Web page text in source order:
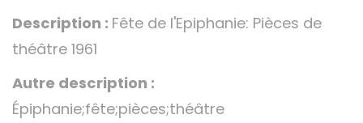
Description : Fête de l'Epiphanie: Pièces de
théâtre 1961
Autre description :
Épiphanie;fête;pièces;théâtre